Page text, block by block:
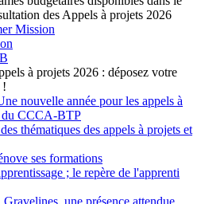
des Appels à projets 2026
Mission
à projets 2026 : déposez votre
!
nouvelle année pour les appels à
du CCCA-BTP
thématiques des appels à projets et
ses formations
; le repère de l'apprenti
une présence attendue